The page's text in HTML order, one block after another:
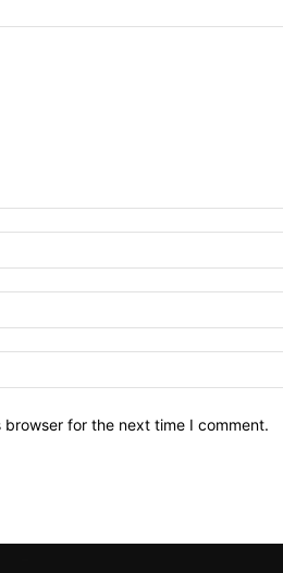
for the next time I comment.